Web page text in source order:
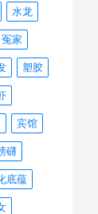
水龙
冤家
塑胶
宾馆
礴
底蕴